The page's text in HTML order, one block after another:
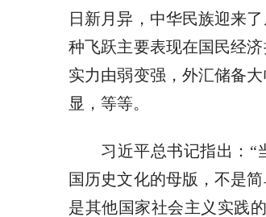
日新月异，中华民族迎来
种飞跃主要表现在国民经
实力由弱变强，外汇储备
显，等等。
习近平总书记指出：“
国历史文化的母版，不是
是其他国家社会主义实践